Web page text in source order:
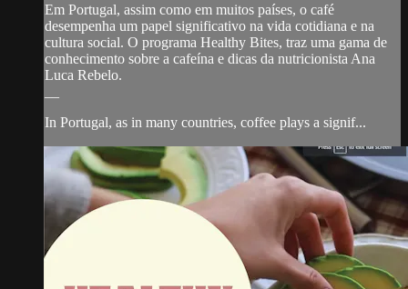
Em Portugal, assim como em muitos países, o café
desempenha um papel significativo na vida cotidiana e na
cultura social. O programa Healthy Bites, traz uma gama de
conhecimento sobre a cafeína e dicas da nutricionista Ana
Luca Rebelo.
In Portugal, as in many countries, coffee plays a signif...